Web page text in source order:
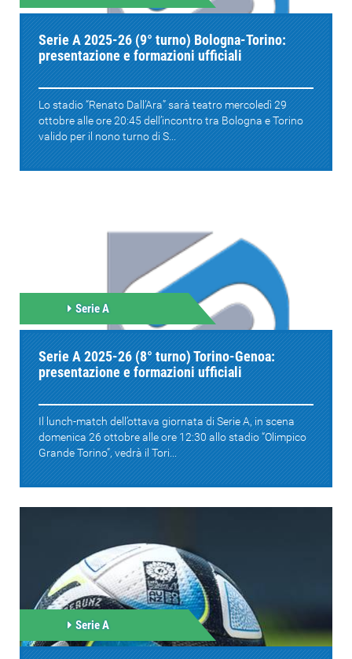
Serie A 2025-26 (9° turno) Bologna-Torino:
presentazione e formazioni ufficiali
Lo stadio “Renato Dall’Ara” sarà teatro mercoledì 29
ottobre alle ore 20:45 dell’incontro tra Bologna e Torino
valido per il nono turno di S...
Serie A
Serie A 2025-26 (8° turno) Torino-Genoa:
presentazione e formazioni ufficiali
Il lunch-match dell’ottava giornata di Serie A, in scena
domenica 26 ottobre alle ore 12:30 allo stadio “Olimpico
Grande Torino”, vedrà il Tori...
Serie A